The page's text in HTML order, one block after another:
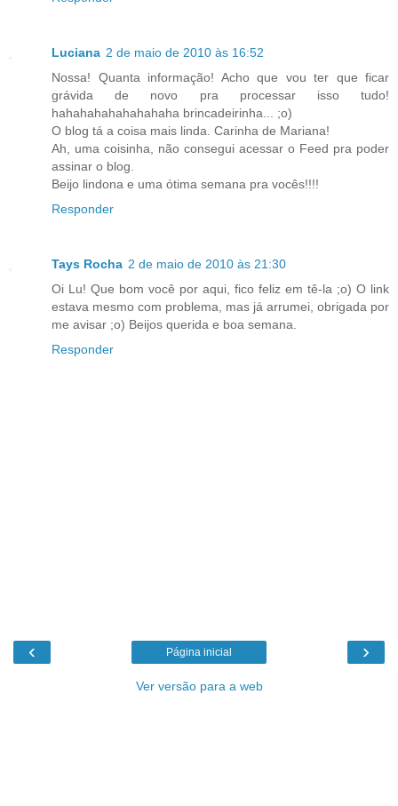
Luciana 2 de maio de 2010 às 16:52
Nossa! Quanta informação! Acho que vou ter que ficar
grávida de novo pra processar isso tudo!
hahahahahahahahaha brincadeirinha... ;o)
O blog tá a coisa mais linda. Carinha de Mariana!
Ah, uma coisinha, não consegui acessar o Feed pra poder
assinar o blog.
Beijo lindona e uma ótima semana pra vocês!!!!
Responder
Tays Rocha 2 de maio de 2010 às 21:30
Oi Lu! Que bom você por aqui, fico feliz em tê-la ;o) O link
estava mesmo com problema, mas já arrumei, obrigada por
me avisar ;o) Beijos querida e boa semana.
Responder
‹ ›
Página inicial
Ver versão para a web